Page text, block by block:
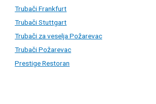
Trubači Frankfurt
Trubači Stuttgart
Trubači za veselja Požarevac
Trubači Požarevac
Prestige Restoran